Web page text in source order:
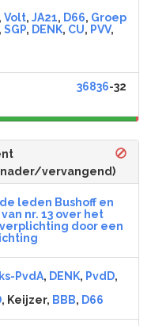
, Volt, JA21, D66, Groep
, SGP, DENK, CU, PVV,
36836-32
vervangend)
leden Bushoff en
nr. 13 over het
door een
PvdA, DENK, PvdD,
, Keijzer, BBB, D66